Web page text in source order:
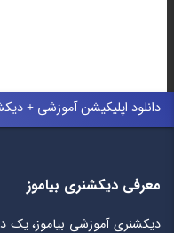
دانلود اپلیکیشن آموزشی +
معرفی دیکشنری بیاموز
دیکشنری آموزشی بیاموز، یک